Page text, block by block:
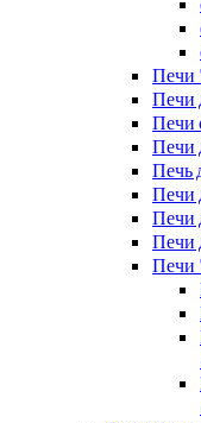
Печи
Печи
Печи
Печи
Печь
Печи
Печи
Печи
Печи